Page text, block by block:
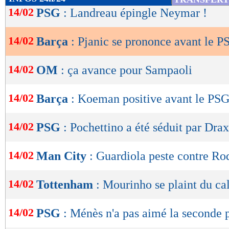
de
OK
14/02 PSG : Landreau épingle Neymar !
14/02 Barça : Pjanic se prononce avant le
14/02 OM : ça avance pour Sampaoli
14/02 Barça : Koeman positive avant le PSG
14/02 PSG : Pochettino a été séduit par
14/02 Man City : Guardiola peste contre
14/02 Tottenham : Mourinho se plaint du
14/02 PSG : Ménès n'a pas aimé la seconde